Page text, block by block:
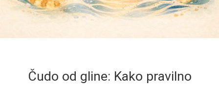
Čudo od gline: Kako pravilno